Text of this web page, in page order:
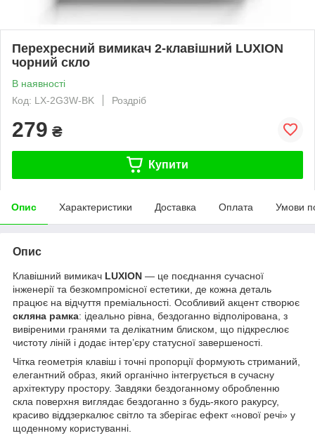
Перехресний вимикач 2-клавішний LUXION
чорний скло
В наявності
Код: LX-2G3W-BK
Роздріб
279 ₴
Купити
Опис Характеристики Доставка Оплата Умови
Опис
Клавішний вимикач LUXION — це поєднання сучасної
інженерії та безкомпромісної естетики, де кожна деталь
працює на відчуття преміальності. Особливий акцент створює
скляна рамка: ідеально рівна, бездоганно відполірована, з
вивіреними гранями та делікатним блиском, що підкреслює
чистоту ліній і додає інтер’єру статусної завершеності.
Чітка геометрія клавіш і точні пропорції формують стриманий,
елегантний образ, який органічно інтегрується в сучасну
архітектуру простору. Завдяки бездоганному обробленню
скла поверхня виглядає бездоганно з будь-якого ракурсу,
красиво віддзеркалює світло та зберігає ефект «нової речі» у
щоденному користуванні.